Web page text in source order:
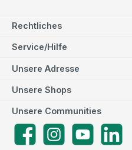
Rechtliches
Service/Hilfe
Unsere Adresse
Unsere Communities
FacebookInstagramYouTube
Unsere Shops